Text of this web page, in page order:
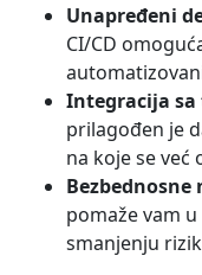
Unapređeni
CI/CD
Integracija
prilagođen je
na koje se već
pomaže vam
smanjenju